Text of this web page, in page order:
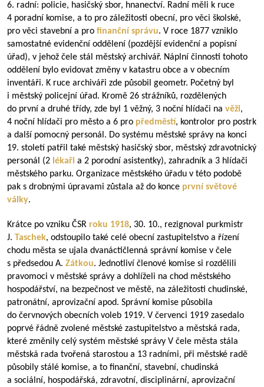
6. radní: policie, hasičský sbor, hnanectví. Radní měli k ruce
4 poradní komise, a to pro záležitosti obecní, pro věci školské,
pro věci stavební a pro finanční správu. V roce 1877 vzniklo
samostatné evidenční oddělení (pozdější evidenční a popisní
úřad), v jehož čele stál městský archivář. Náplní činnosti tohoto
oddělení bylo evidovat změny v katastru obce a v obecním
inventáři. K ruce archiváři zde působil geometr. Početný byl
i městský policejní úřad. Kromě 26 strážníků, rozdělených
do první a druhé třídy, zde byl 1 věžný, 3 noční hlídači na věži,
4 noční hlídači pro město a 6 pro předměstí, kontrolor pro postrk
a další pomocný personál. Do systému městské správy na konci
19. století patřil také městský hasičský sbor, městský zdravotnický
personál (2 lékaři a 2 porodní asistentky), zahradník a 3 hlídači
městského parku. Organizace městského úřadu v této podobě
pak s drobnými úpravami zůstala až do konce první světové
války.
Krátce po vzniku ČSR roku 1918, 30. 10., rezignoval purkmistr
J. Taschek, odstoupilo také celé obecní zastupitelstvo a řízení
chodu města se ujala dvanáctičlenná správní komise v čele
s předsedou A. Zátkou. Jednotliví členové komise si rozdělili
pravomoci v městské správy a dohlíželi na chod městského
hospodářství, na bezpečnost ve městě, na záležitosti chudinské,
patronátní, aprovizační apod. Správní komise působila
do červnových obecních voleb 1919. V červenci 1919 zasedalo
poprvé řádně zvolené městské zastupitelstvo a městská rada,
které změnily celý systém městské správy V čele města stála
městská rada tvořená starostou a 13 radními, při městské radě
působily stálé komise, a to finanční, stavební, chudinská
a sociální, hospodářská, zdravotní, disciplinární, aprovizační